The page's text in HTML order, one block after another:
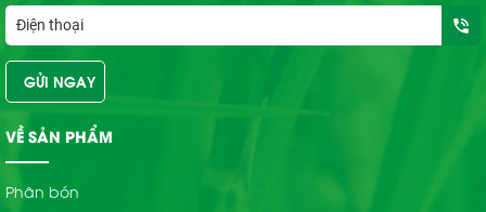
VỀ SẢN PHẨM
Phân bón